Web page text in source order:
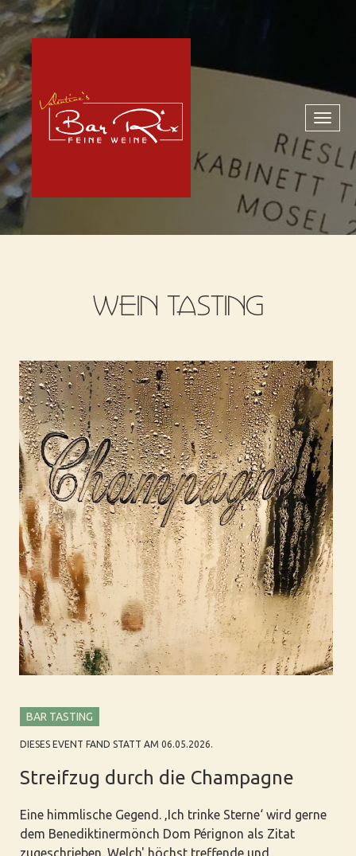
Toggle
WEIN TASTING
BAR TASTING
DIESES EVENT FAND STATT AM 06.05.2026.
Streifzug durch die Champagne
Eine himmlische Gegend. ‚Ich trinke Sterne‘ wird gerne
dem Benediktinermönch Dom Pérignon als Zitat
zugeschrieben. Welch' höchst treffende und